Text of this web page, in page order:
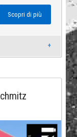
Scopri di più